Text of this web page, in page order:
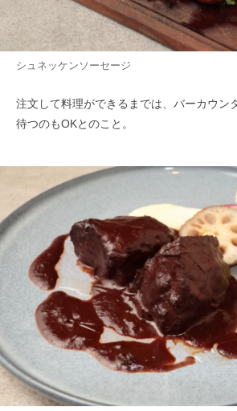
シュネッケンソーセージ
注文して料理ができるまでは、バーカウン
待つのもOKとのこと。